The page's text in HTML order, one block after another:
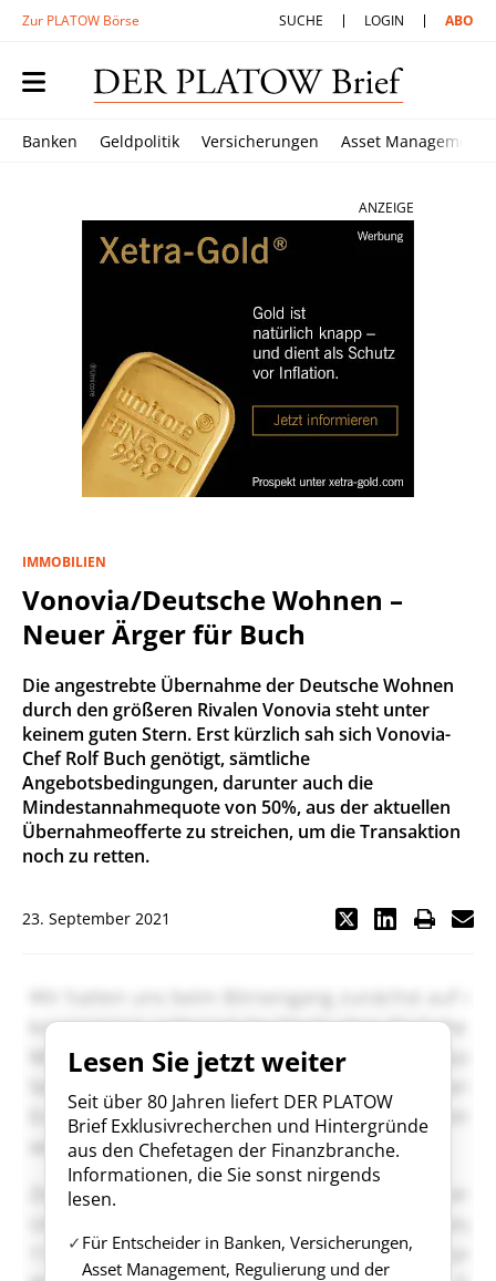
Zur PLATOW Börse SUCHE LOGIN ABO
Banken Geldpolitik Versicherungen Asset Management
ANZEIGE
IMMOBILIEN
Vonovia/Deutsche Wohnen –
Neuer Ärger für Buch
Die angestrebte Übernahme der Deutsche Wohnen
durch den größeren Rivalen Vonovia steht unter
keinem guten Stern. Erst kürzlich sah sich Vonovia-
Chef Rolf Buch genötigt, sämtliche
Angebotsbedingungen, darunter auch die
Mindestannahmequote von 50%, aus der aktuellen
Übernahmeofferte zu streichen, um die Transaktion
noch zu retten.
23. September 2021
Lesen Sie jetzt weiter
Seit über 80 Jahren liefert DER PLATOW
Brief Exklusivrecherchen und Hintergründe
aus den Chefetagen der Finanzbranche.
Informationen, die Sie sonst nirgends
lesen.
Für Entscheider in Banken, Versicherungen,
Asset Management, Regulierung und der